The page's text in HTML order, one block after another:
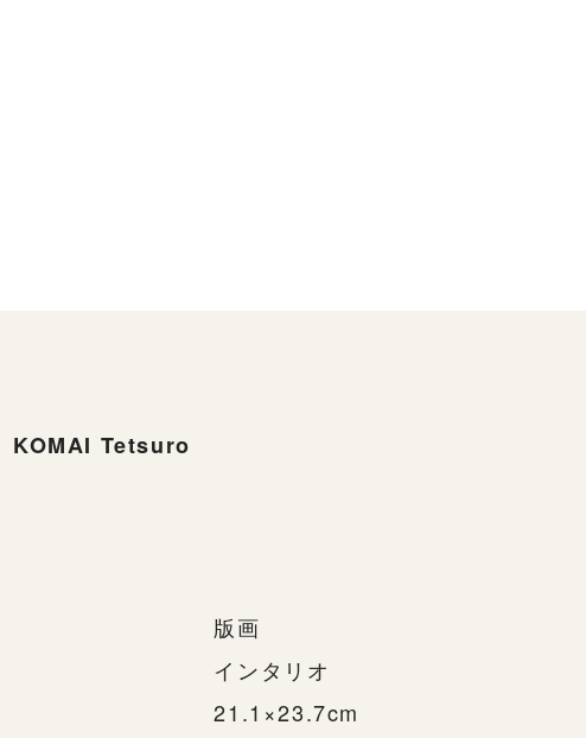
Tetsuro
版画
インタリオ
21.1×23.7cm